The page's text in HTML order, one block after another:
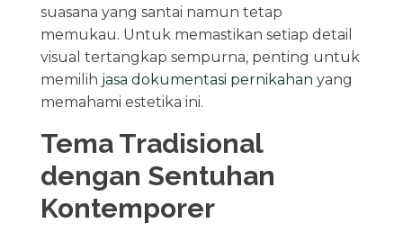
suasana yang santai namun tetap
memukau. Untuk memastikan setiap detail
visual tertangkap sempurna, penting untuk
memilih jasa dokumentasi pernikahan yang
memahami estetika ini.
Tema Tradisional
dengan Sentuhan
Kontemporer